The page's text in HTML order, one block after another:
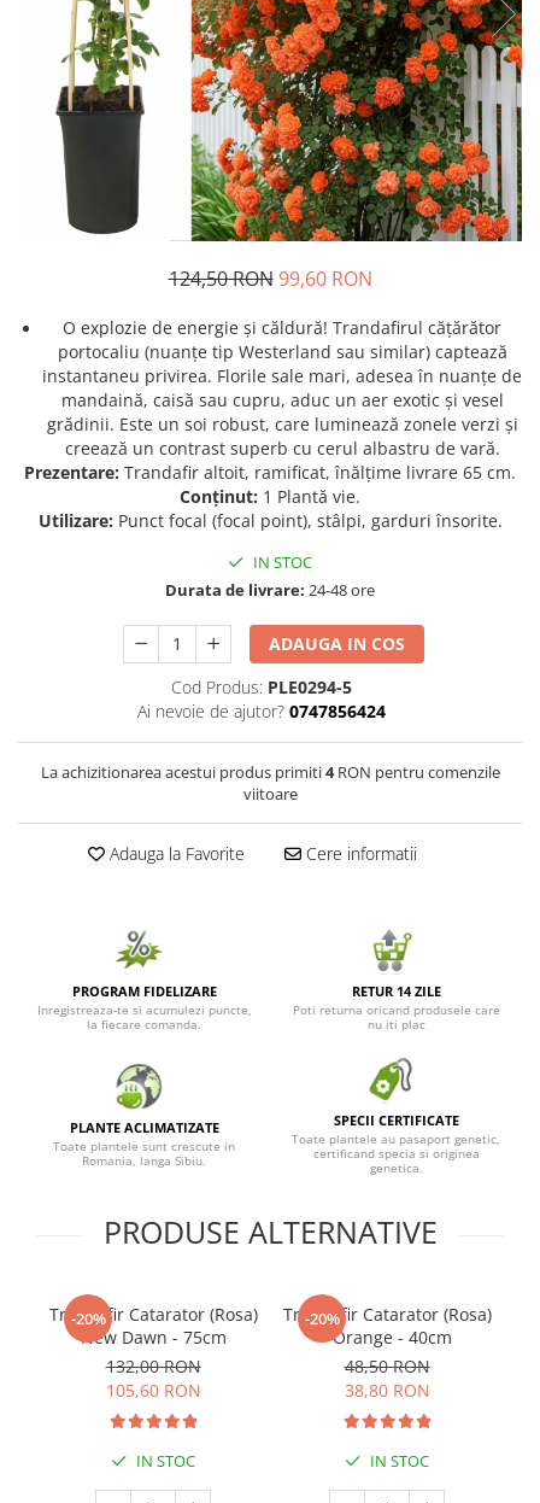
Bulbi de Echinacea
Bulbi de Frezie
Bulbi de Fritillaria
Bulbi de Gaillardia (Kokarda)
Bulbi de Gladiole
Bulbi de Irisi - Stanjenel
Bulbi de Lalele
Bulbi de Narcise
Bulbi de Ranunculus
Bulbi de Tigridia
Bulbi de Zambile
Bulbi de Zantedeschia
Bulbi Sparaxis
Păr - Pyrus communis
Smochini - Ficus carica
Viță de Vie - Vitis
Zmeur - Rubus
124,50 RON 99,60 RON
O explozie de energie și căldură! Trandafirul cățărător
portocaliu (nuanțe tip Westerland sau similar) captează
instantaneu privirea. Florile sale mari, adesea în nuanțe de
mandaină, caisă sau cupru, aduc un aer exotic și vesel
grădinii. Este un soi robust, care luminează zonele verzi și
creează un contrast superb cu cerul albastru de vară.
Prezentare: Trandafir altoit, ramificat, înălțime livrare 65 cm.
Conținut: 1 Plantă vie.
Utilizare: Punct focal (focal point), stâlpi, garduri însorite.
IN STOC
Durata de livrare: 24-48 ore
ADAUGA IN COS
Cod Produs: PLE0294-5
Ai nevoie de ajutor? 0747856424
La achizitionarea acestui produs primiti4RON pentru comenzile
viitoare
Adauga la Favorite Cere informatii
PROGRAM FIDELIZARE
Inregistreaza-te si acumulezi puncte,
la fiecare comanda.
RETUR 14 ZILE
Poti returna oricand produsele care
nu iti plac
PLANTE ACLIMATIZATE
Toate plantele sunt crescute in
Romania, langa Sibiu.
SPECII CERTIFICATE
Toate plantele au pasaport genetic,
certificand specia si originea
genetica.
PRODUSE ALTERNATIVE
-20%
Trandafir Catarator (Rosa)
New Dawn - 75cm
132,00 RON
105,60 RON
IN STOC
-20%
Trandafir Catarator (Rosa)
- Orange - 40cm
48,50 RON
38,80 RON
IN STOC